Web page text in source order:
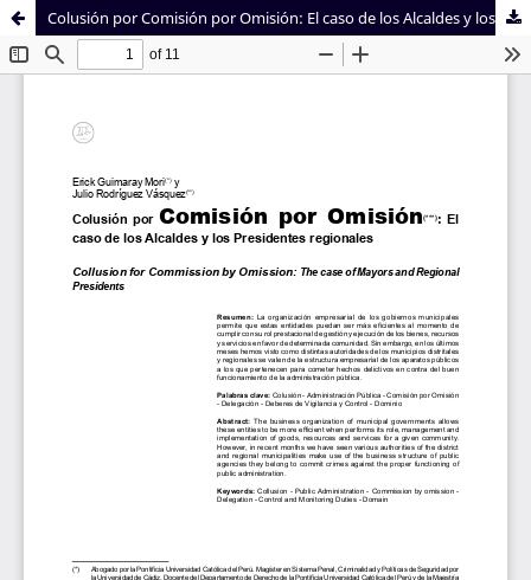
Sistema de
Bibliotecas
Facultad de
Derecho
Colusión por Comisión por Omisión: El caso de los Alcaldes y los Presidentes regionales